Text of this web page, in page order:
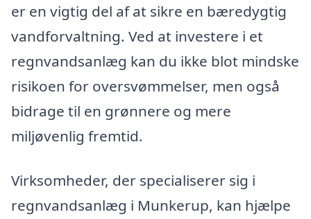
er en vigtig del af at sikre en bæredygtig
vandforvaltning. Ved at investere i et
regnvandsanlæg kan du ikke blot mindske
risikoen for oversvømmelser, men også
bidrage til en grønnere og mere
miljøvenlig fremtid.
Virksomheder, der specialiserer sig i
regnvandsanlæg i Munkerup, kan hjælpe